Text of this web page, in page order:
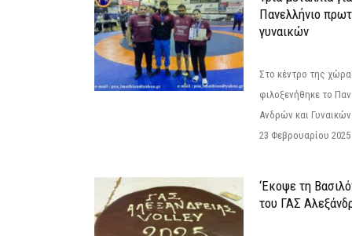
Πανελλήνιο
γυναικών
Στο κέντρο της
φιλοξενήθηκε το
Ανδρών και
23 Φεβρουαρίου
‘Εκοψε τη
του ΓΑΣ